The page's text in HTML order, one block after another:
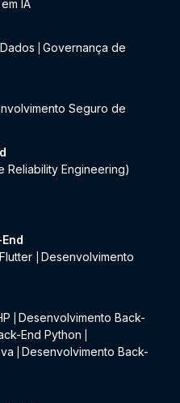
IA
Governança de
Seguro de
Reliability Engineering)
Desenvolvimento
Desenvolvimento Back-
End Python
Desenvolvimento Back-